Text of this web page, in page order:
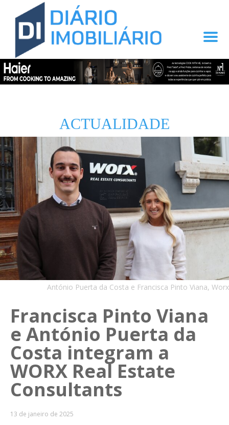
ACTUALIDADE
António Puerta da Costa e Francisca Pinto Viana, Worx
Francisca Pinto Viana
e António Puerta da
Costa integram a
WORX Real Estate
Consultants
13 de janeiro de 2025